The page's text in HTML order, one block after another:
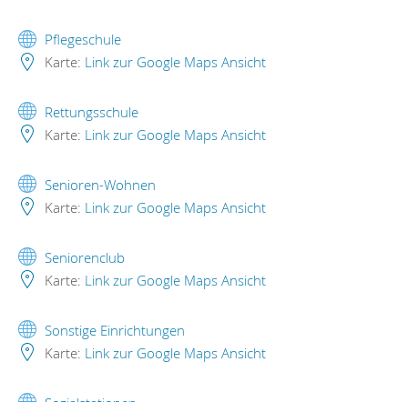
Pflegeschule
Karte: Link zur Google Maps Ansicht
Rettungsschule
Karte: Link zur Google Maps Ansicht
Senioren-Wohnen
Karte: Link zur Google Maps Ansicht
Seniorenclub
Karte: Link zur Google Maps Ansicht
Sonstige Einrichtungen
Karte: Link zur Google Maps Ansicht